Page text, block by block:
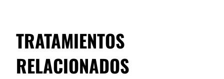
No
TRATAMIENTOS
RELACIONADOS